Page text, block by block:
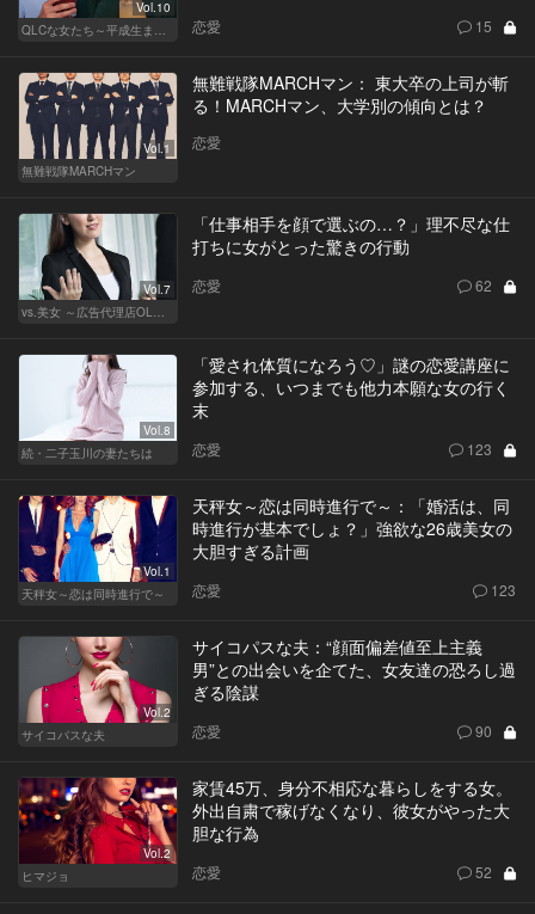
Vol.10
QLCな女たち～平成生まれのジレンマ～
恋愛 15
Vol.1
無難戦隊MARCHマン
無難戦隊MARCHマン： 東大卒の上司が斬
る！MARCHマン、大学別の傾向とは？
恋愛
Vol.7
vs.美女 ～広告代理店OLの挑戦～
「仕事相手を顔で選ぶの…？」理不尽な仕
打ちに女がとった驚きの行動
恋愛 62
Vol.8
続・二子玉川の妻たちは
「愛され体質になろう♡」謎の恋愛講座に
参加する、いつまでも他力本願な女の行く
末
恋愛 123
Vol.1
天秤女～恋は同時進行で～
天秤女～恋は同時進行で～：「婚活は、同
時進行が基本でしょ？」強欲な26歳美女の
大胆すぎる計画
恋愛 123
Vol.2
サイコパスな夫
サイコパスな夫：“顔面偏差値至上主義
男”との出会いを企てた、女友達の恐ろし過
ぎる陰謀
恋愛 90
Vol.2
ヒマジョ
家賃45万、身分不相応な暮らしをする女。
外出自粛で稼げなくなり、彼女がやった大
胆な行為
恋愛 52